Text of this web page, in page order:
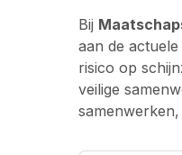
Bij
aan de
risico op
veilige